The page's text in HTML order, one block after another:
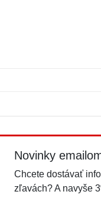
Novinky
Chcete dostávať
zľavách? A navyše